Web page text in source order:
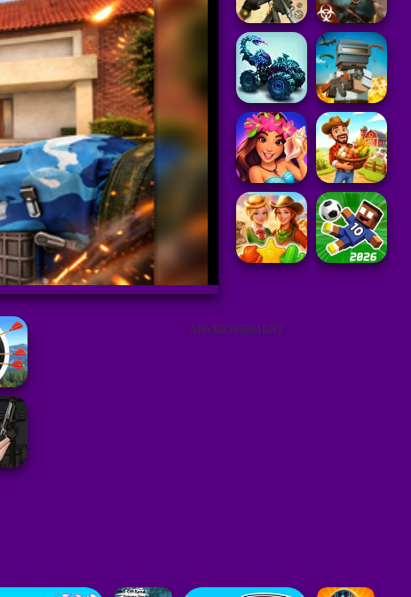
ADVERTISEMENT